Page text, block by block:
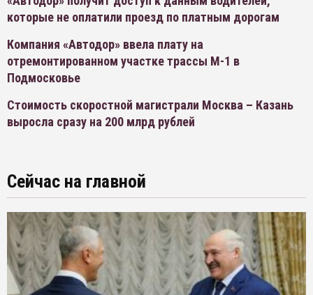
которые не оплатили проезд по платным дорогам
Компания «Автодор» ввела плату на
отремонтированном участке трассы М-1 в
Подмосковье
Стоимость скоростной магистрали Москва – Казань
выросла сразу на 200 млрд рублей
Сейчас на главной